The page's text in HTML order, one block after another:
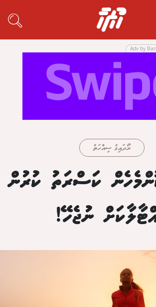
Adv by
ރޯދައިގެ ސިއްހަތު
ކަސްރަތު ކުރުން
ނުޖެހޭ!